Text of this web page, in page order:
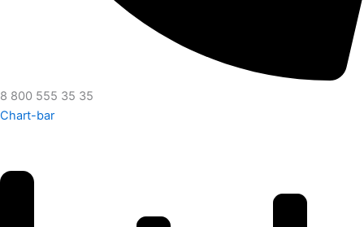
8 800 555 35 35
Chart-bar